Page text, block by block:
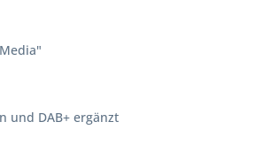
und DAB+ ergänzt